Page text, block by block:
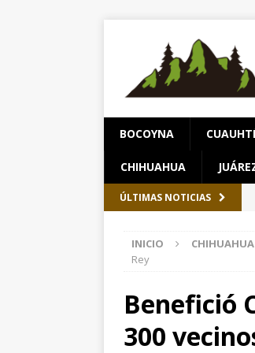
BOCOYNA
CHIHUAHUA
ÚLTIMAS NOTICIAS
INICIO CHIHUAHUA
Rey
Benefició
300